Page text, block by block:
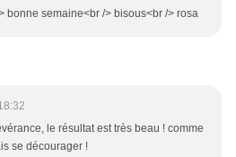
bonne semaine<br /> bisous<br /> rosa
le résultat est très beau ! comme
se décourager !